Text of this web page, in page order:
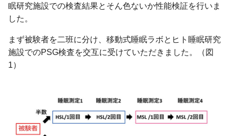
眠研究施設での検査結果とそん色ないか性能検証を行いま
した。
まず被験者を二班に分け、移動式睡眠ラボとヒト睡眠研究
施設でのPSG検査を交互に受けていただきました。（図
1）